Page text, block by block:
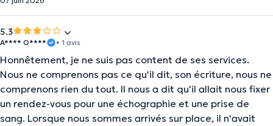
5.3
A**** O**** • 1 avis
Honnêtement, je ne suis pas content de ses services.
Nous ne comprenons pas ce qu'il dit, son écriture, nous ne
comprenons rien du tout. Il nous a dit qu'il allait nous fixer
un rendez-vous pour une échographie et une prise de
sang. Lorsque nous sommes arrivés sur place, il n'avait